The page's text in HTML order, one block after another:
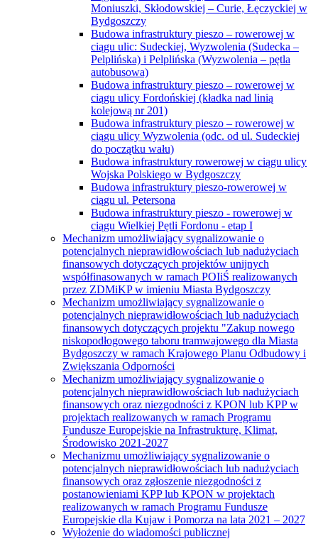
Moniuszki, Skłodowskiej – Curie, Łęczyckiej w
Bydgoszczy
Budowa infrastruktury pieszo – rowerowej w
ciągu ulic: Sudeckiej, Wyzwolenia (Sudecka –
Pelplińska) i Pelplińska (Wyzwolenia – pętla
autobusowa)
Budowa infrastruktury pieszo – rowerowej w
ciągu ulicy Fordońskiej (kładka nad linią
kolejową nr 201)
Budowa infrastruktury pieszo – rowerowej w
ciągu ulicy Wyzwolenia (odc. od ul. Sudeckiej
do początku wału)
Budowa infrastruktury rowerowej w ciągu ulicy
Wojska Polskiego w Bydgoszczy
Budowa infrastruktury pieszo-rowerowej w
ciągu ul. Petersona
Budowa infrastruktury pieszo - rowerowej w
ciągu Wielkiej Pętli Fordonu - etap I
Mechanizm umożliwiający sygnalizowanie o
potencjalnych nieprawidłowościach lub nadużyciach
finansowych dotyczących projektów unijnych
współfinasowanych w ramach POIiŚ realizowanych
przez ZDMiKP w imieniu Miasta Bydgoszczy
Mechanizm umożliwiający sygnalizowanie o
potencjalnych nieprawidłowościach lub nadużyciach
finansowych dotyczących projektu "Zakup nowego
niskopodłogowego taboru tramwajowego dla Miasta
Bydgoszczy w ramach Krajowego Planu Odbudowy i
Zwiększania Odporności
Mechanizm umożliwiający sygnalizowanie o
potencjalnych nieprawidłowościach lub nadużyciach
finansowych oraz niezgodności z KPON lub KPP w
projektach realizowanych w ramach Programu
Fundusze Europejskie na Infrastrukturę, Klimat,
Środowisko 2021-2027
Mechanizmu umożliwiający sygnalizowanie o
potencjalnych nieprawidłowościach lub nadużyciach
finansowych oraz zgłoszenie niezgodności z
postanowieniami KPP lub KPON w projektach
realizowanych w ramach Programu Fundusze
Europejskie dla Kujaw i Pomorza na lata 2021 – 2027
Wyłożenie do wiadomości publicznej